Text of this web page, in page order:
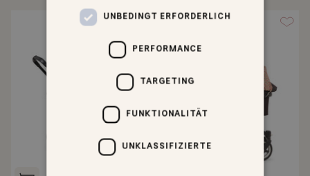
UNBEDINGT ERFORDERLICH
PERFORMANCE
TARGETING
FUNKTIONALITÄT
UNKLASSIFIZIERTE